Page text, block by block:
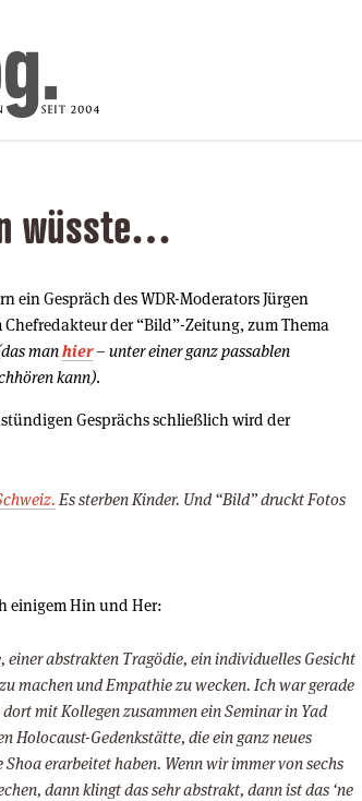
wüsste…
ein Gespräch des WDR-Moderators Jürgen
der “Bild”-Zeitung, zum Thema
manhier– unter einer ganz passablen
kann).
Gesprächs schließlich wird der
Es sterben Kinder. Und “Bild” druckt Fotos
einigem Hin und Her:
einer abstrakten Tragödie, ein individuelles Gesicht
machen und Empathie zu wecken. Ich war gerade
mit Kollegen zusammen ein Seminar in Yad
Holocaust-Gedenkstätte, die ein ganz neues
erarbeitet haben. Wenn wir immer von sechs
dann klingt das sehr abstrakt, dann ist das ‘ne